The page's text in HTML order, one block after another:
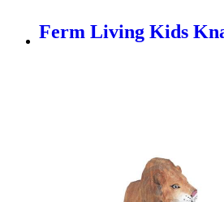
Ferm Living Kids